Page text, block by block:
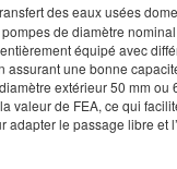
des eaux usées
de diamètre
équipé avec
assurant une bonne
extérieur 50 mm
valeur de FEA, ce qui
le passage libre et